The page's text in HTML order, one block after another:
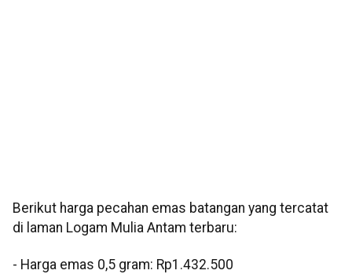
Berikut harga pecahan emas batangan yang tercatat
di laman Logam Mulia Antam terbaru:
‎‎- Harga emas 0,5 gram: Rp1.432.500